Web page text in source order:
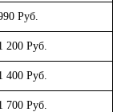
Руб.
200 Руб.
400 Руб.
700 Руб.